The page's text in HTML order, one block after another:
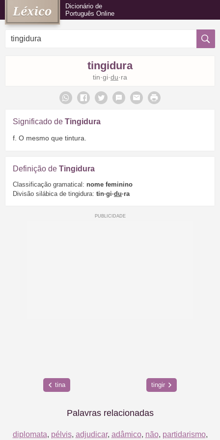
Dicionário de
Português Online
tingidura
tin·gi·du·ra
Significado de Tingidura
f. O mesmo que tintura.
Definição de Tingidura
Classificação gramatical: nome feminino
Divisão silábica de tingidura: tin·gi·du·ra
tina tingir
Palavras relacionadas
diplomata, pélvis, adjudicar, adâmico, não, partidarismo,